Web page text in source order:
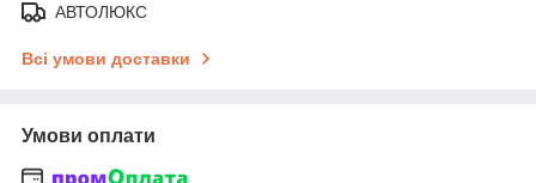
АВТОЛЮКС
Всі умови доставки
Умови оплати